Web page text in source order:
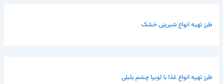
طرز تهیه انواع شیرینی خشک
طرز تهیه انواع غذا با لوبیا چشم بلبلی